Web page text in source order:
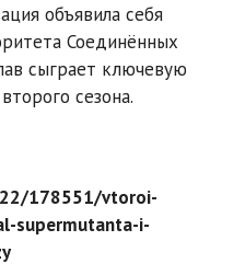
объявила себя
Соединённых
сыграет ключевую
сезона.
178551/vtoroi-
supermutanta-i-